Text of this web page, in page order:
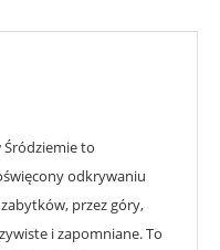
to
odkrywaniu
przez góry,
i zapomniane. To